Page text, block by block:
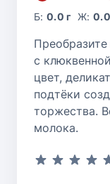
Б:0.0 г Ж: 0.0
с
цвет,
подтёки
торжества.
молока.